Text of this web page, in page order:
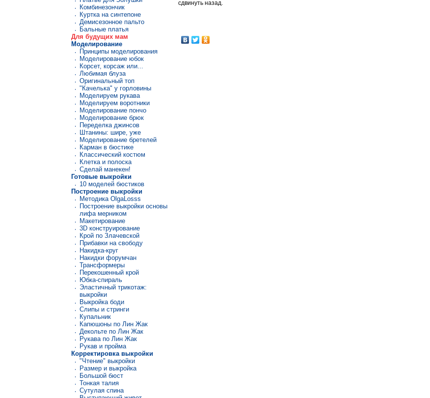
Комбинезончик
Куртка на синтепоне
Демисезонное пальто
Бальные платья
Для будущих мам
Моделирование
Принципы моделирования
Моделирование юбок
Корсет, корсаж или...
Любимая блуза
Оригинальный топ
"Качелька" у горловины
Моделируем рукава
Моделируем воротники
Моделирование пончо
Моделирование брюк
Переделка джинсов
Штанины: шире, уже
Моделирование бретелей
Карман в бюстике
Классический костюм
Клетка и полоска
Сделай манекен!
Готовые выкройки
10 моделей бюстиков
Построение выкройки
Методика OlgaLosss
Построение выкройки основы
лифа мерником
Макетирование
3D конструирование
Крой по Злачевской
Прибавки на свободу
Накидка-круг
Накидки форумчан
Трансформеры
Перекошенный крой
Юбка-спираль
Эластичный трикотаж:
выкройки
Выкройка боди
Слипы и стринги
Купальник
Капюшоны по Лин Жак
Декольте по Лин Жак
Рукава по Лин Жак
Рукав и пройма
Корректировка выкройки
"Чтение" выкройки
Размер и выкройка
Большой бюст
Тонкая талия
Сутулая спина
сдвинуть назад.